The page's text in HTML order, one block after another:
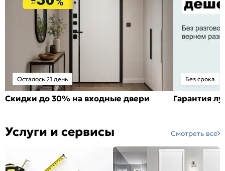
Осталось 21 день
Скидки до 30% на входные двери
Без срока
Гарантия
Услуги и сервисы Смотреть все